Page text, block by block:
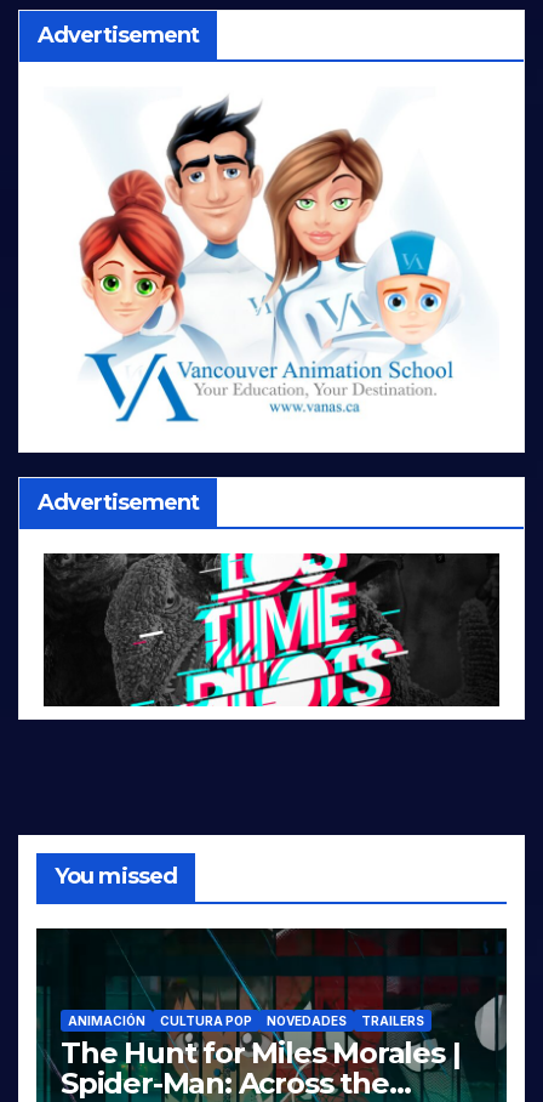
Advertisement
Advertisement
You missed
ANIMACIÓN CULTURA POP NOVEDADES TRAILERS
The Hunt for Miles Morales |
Spider-Man: Across the